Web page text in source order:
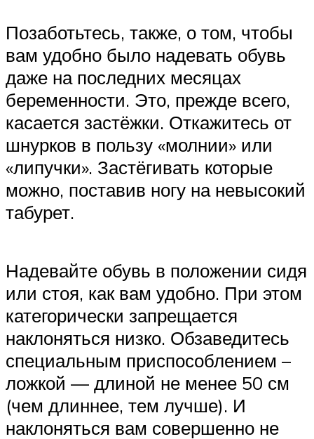
Позаботьтесь, также, о том, чтобы
вам удобно было надевать обувь
даже на последних месяцах
беременности. Это, прежде всего,
касается застёжки. Откажитесь от
шнурков в пользу «молнии» или
«липучки». Застёгивать которые
можно, поставив ногу на невысокий
табурет.
Надевайте обувь в положении сидя
или стоя, как вам удобно. При этом
категорически запрещается
наклоняться низко. Обзаведитесь
специальным приспособлением –
ложкой — длиной не менее 50 см
(чем длиннее, тем лучше). И
наклоняться вам совершенно не